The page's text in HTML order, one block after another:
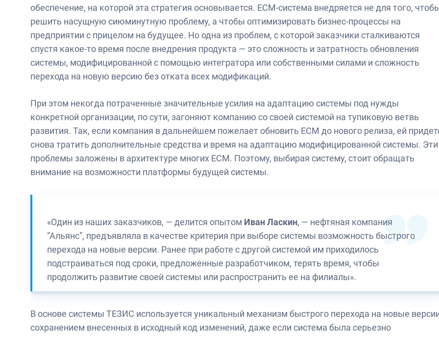
обеспечение, на которой эта стратегия основывается. ЕСМ-система внедряется не для того,
решить насущную сиюминутную проблему, а чтобы оптимизировать бизнес-процессы на
предприятии с прицелом на будущее. Но одна из проблем, с которой заказчики сталкиваются
спустя какое-то время после внедрения продукта — это сложность и затратность обновления
системы, модифицированной с помощью интегратора или собственными силами и сложность
перехода на новую версию без отката всех модификаций.
При этом некогда потраченные значительные усилия на адаптацию системы под нужды
конкретной организации, по сути, загоняют компанию со своей системой на тупиковую ветвь
развития. Так, если компания в дальнейшем пожелает обновить ЕСМ до нового релиза, ей
снова тратить дополнительные средства и время на адаптацию модифицированной системы. Эти
проблемы заложены в архитектуре многих ЕСМ. Поэтому, выбирая систему, стоит обращать
внимание на возможности платформы будущей системы.
«Один из наших заказчиков, — делится опытом Иван Ласкин, — нефтяная компания
“Альянс”, предъявляла в качестве критерия при выборе системы возможность быстрого
перехода на новые версии. Ранее при работе с другой системой им приходилось
подстраиваться под сроки, предложенные разработчиком, терять время, чтобы
продолжить развитие своей системы или распространить ее на филиалы».
В основе системы ТЕЗИС используется уникальный механизм быстрого перехода на новые
сохранением внесенных в исходный код изменений, даже если система была серьезно